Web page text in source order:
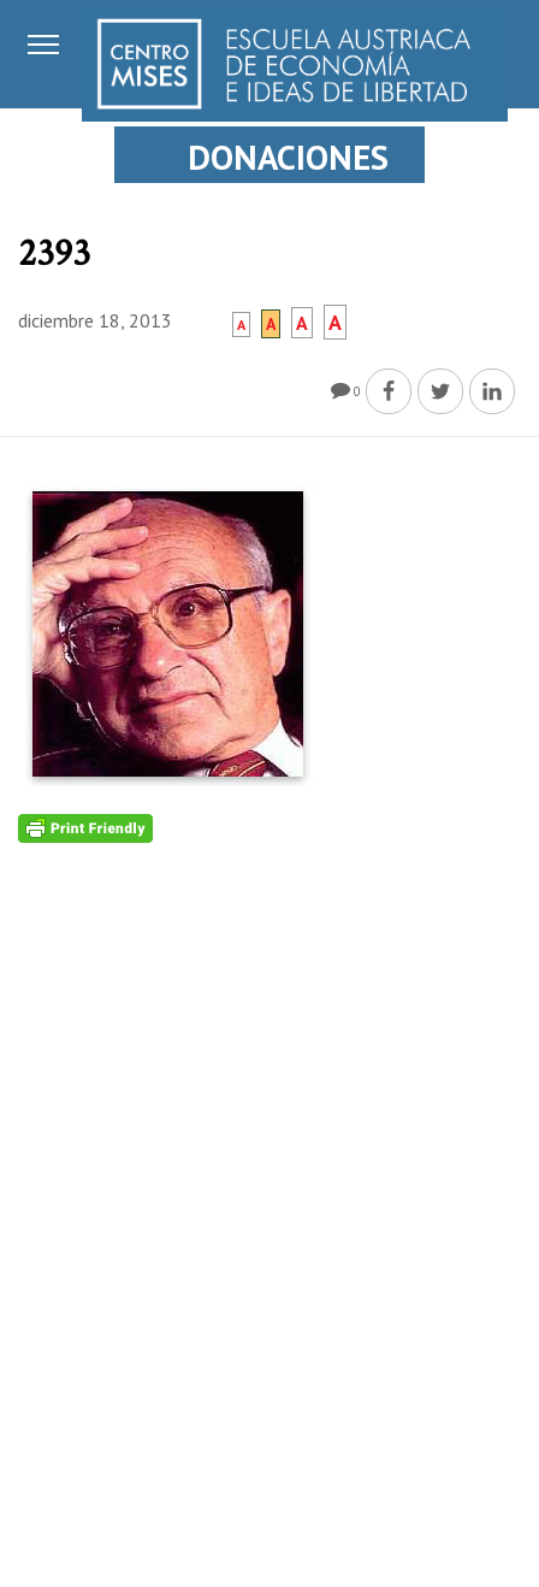
DONACIONES
2393
diciembre 18, 2013 A A A A
0